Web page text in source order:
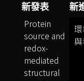
新
新發表
Protein
source and
redox-
mediated
structural